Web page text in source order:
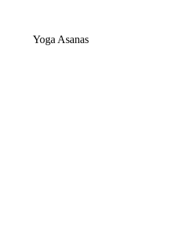
Yoga Asanas